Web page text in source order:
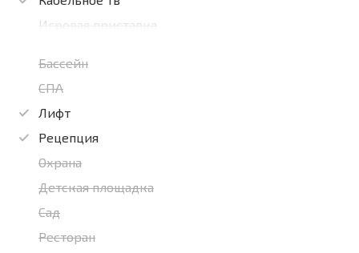
Игровая приставка
Бассейн
СПА
Лифт
Рецепция
Охрана
Детская площадка
Сад
Ресторан